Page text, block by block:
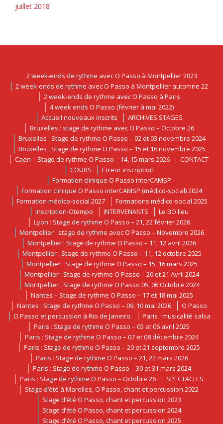
juillet 2018
2 week-ends de rythme avec O Passo à Montpellier 2023
2 week-ends de rythme avec O Passo à Montpellier automne 22
2 week-ends de rythme avec O Passo à Paris
4 week ends O Passo (février à mai 2022)
Accueil nouveaux inscrits
ARCHIVES STAGES
Bruxelles : stage de rythme avec O Passo – Octobre 26
Bruxelles : Stage de rythme O Passo – 02 et 03 novembre 2024
Bruxelles : Stage de rythme O Passo – 15 et 16 novembre 2025
Caen – Stage de rythme O Passo – 14, 15 mars 2026
CONTACT
COURS
Erreur inscription
Formation clinique O Passo interCAMSP
Formation clinique O Passo interCAMSP (médico-social) 2024
Formation médico-social 2027
Formations médico-social 2025
inscription-Otempo
INTERVENANTS
Le BO lieu
Lyon : Stage de rythme O Passo – 21, 22 février 2026
Montpellier : stage de rythme avec O Passo – Novembre 2026
Montpellier : Stage de rythme O Passo – 11, 12 avril 2026
Montpellier : Stage de rythme O Passo – 11, 12 octobre 2025
Montpellier : Stage de rythme O Passo – 15, 16 mars 2025
Montpellier : Stage de rythme O Passo – 20 et 21 Avril 2024
Montpellier : Stage de rythme O Passo 05, 06 Octobre 2024
Nantes – Stage de rythme O Passo – 17 et 18 mai 2025
Nantes : Stage de rythme O Passo – 09, 10 mai 2026
O Passo
O Passo et percussion à Rio de Janeiro.
Paris : musicalité salsa
Paris : Stage de rythme O Passo – 05 et 06 avril 2025
Paris : Stage de rythme O Passo – 07 et 08 décembre 2024
Paris : Stage de rythme O Passo – 20 et 21 septembre 2025
Paris : Stage de rythme O Passo – 21, 22 mars 2026
Paris : Stage de rythme O Passo – 30 et 31 mars 2024
Paris : Stage de rythme O Passo – Octobre 26
SPECTACLES
Stage d’été à Marelles, O Passo, chant et percussion 2022
Stage d’été O Passo, chant et percussion 2023
Stage d’été O Passo, chant et percussion 2024
Stage d’été O Passo, chant et percussion 2025